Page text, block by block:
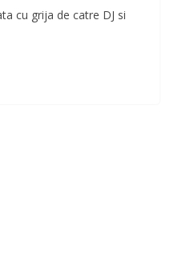
cu grija de catre DJ si